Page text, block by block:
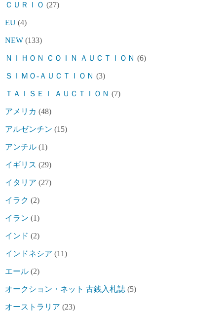
ＣＵＲＩＯ (27)
EU (4)
NEW (133)
ＮＩＨＯＮ ＣＯＩＮ ＡＵＣＴＩＯＮ (6)
ＳＩＭＯ-ＡＵＣＴＩＯＮ (3)
ＴＡＩＳＥＩ ＡＵＣＴＩＯＮ (7)
アメリカ (48)
アルゼンチン (15)
アンチル (1)
イギリス (29)
イタリア (27)
イラク (2)
イラン (1)
インド (2)
インドネシア (11)
エール (2)
オークション・ネット 古銭入札誌 (5)
オーストラリア (23)